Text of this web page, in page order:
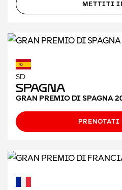
METTITI
SD
Spagna
GRAN PREMIO DI SPAGNA